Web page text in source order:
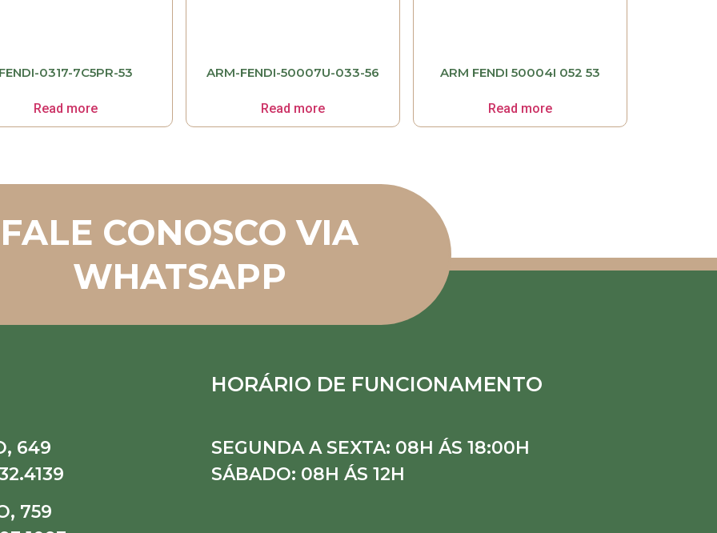
FENDI-0317-7C5PR-53
Read more
ARM-FENDI-50007U-033-56
Read more
ARM FENDI 50004I 052 53
Read more
FALE CONOSCO VIA
WHATSAPP
649
759
HORÁRIO DE FUNCIONAMENTO
SEGUNDA A SEXTA: 08H ÁS 18:00H
SÁBADO: 08H ÁS 12H